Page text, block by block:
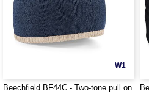
W1
Beechfield BF44C - Two-tone pull on